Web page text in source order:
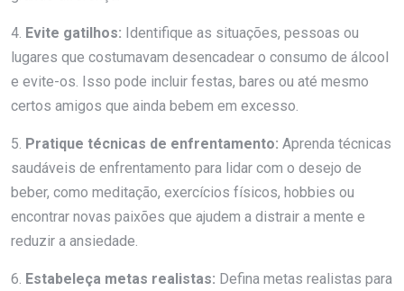
4. Evite gatilhos: Identifique as situações, pessoas ou
lugares que costumavam desencadear o consumo de álcool
e evite-os. Isso pode incluir festas, bares ou até mesmo
certos amigos que ainda bebem em excesso.
5. Pratique técnicas de enfrentamento: Aprenda técnicas
saudáveis ​​de enfrentamento para lidar com o desejo de
beber, como meditação, exercícios físicos, hobbies ou
encontrar novas paixões que ajudem a distrair a mente e
reduzir a ansiedade.
6. Estabeleça metas realistas: Defina metas realistas para